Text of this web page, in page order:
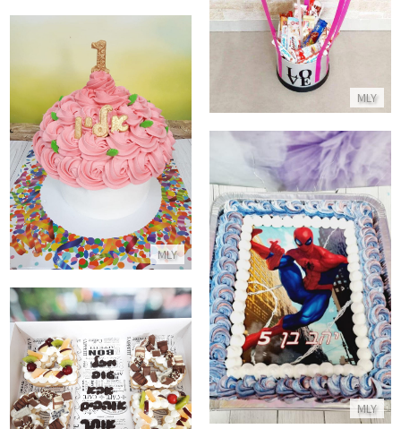
MLY
MLY
עוגת סמאש לבת
התקשר/י
MLY
עוגת גן ספיידרמן מלבנית
התקשר/י
עוגות לב עם שוקולדים ופירות
התקשר/י